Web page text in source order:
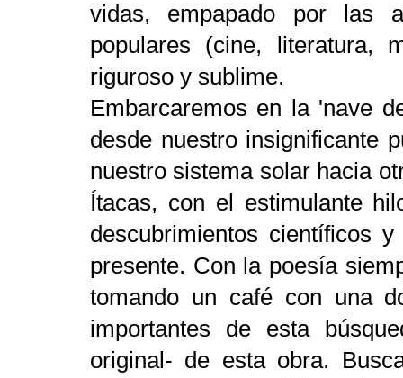
vidas, empapado por las
populares (cine, literatura,
riguroso y sublime.
Embarcaremos en la 'nave
desde nuestro insignificante
nuestro sistema solar hacia
Ítacas, con el estimulante
descubrimientos científicos
presente. Con la poesía
tomando un café con una
importantes de esta
original- de esta obra.